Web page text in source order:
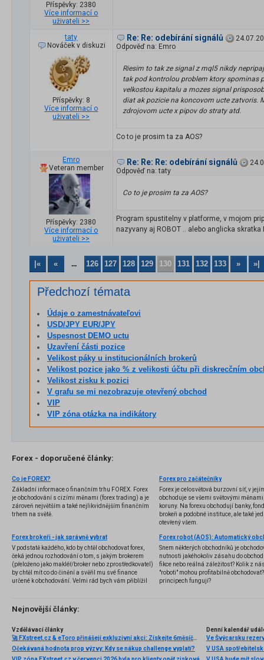
Příspěvky: 2380
Více informací o
uživateli >>
taty
Nováček v diskuzi
Příspěvky: 8
Více informací o
uživateli >>
Re: Re: odebírání signálů
Odpověď na: Emro
Riesim to tak ze signal z mql5 nikdy
tak pod kontrolou problem ktory spominas
velkostou kapitalu a mozes signal
diat ak pozicie na koncovom ucte zatvoris.
zdrojovom ucte x pipov do straty atd.
Co to je prosim ta za AOS?
Emro
Veteran member
Příspěvky: 2380
Více informací o
uživateli >>
Re: Re: Re: odebírání signálů
Odpověď na: taty
Co to je prosim ta za AOS?
Program spustitelny v platforme, v mojom
nazyvany aj ROBOT .. alebo anglicka skratka
|« « ... 126 127 128 129 130 131 132 133 » »|
Předchozí témata
Údaje o zamestnávateľovi
USD/JPY EUR/JPY
Uspesnost DEMO uctu
Uzavření části pozice
Velikost páky u institucionálních brokerů
Velikost pozice jako % z velikosti účtu při diskrecčním
Velikost zisku k pozici
V grafu se mi nezobrazuje otevřený obchod
VIP
VIP zóna otázka na indikátory
Forex - doporučené články:
Co je FOREX?
Základní informace o finančním trhu FOREX. Forex
je obchodování s cizími měnami (forex trading) a je
zároveň největším a také nejlikvidnějším finančním
trhem na světě.
Forex pro začátečníky
Forex je celosvětová burzovní síť, v
obchoduje se všemi světovými
koruny. Na forexu obchodují banky,
brokeři a podobné instituce, ale také
otevřený všem.
Forex brokeři - jak správně vybrat
V podstatě každého, kdo by chtěl obchodovat forex,
čeká jednou rozhodování o tom, s jakým brokerem
(přeloženo jako makléř/broker nebo zprostředkovatel)
by chtěl mít co do činění a svěřil mu své finance
určené k obchodování. Velmi rád bych vám přiblížil
několik příkladů nejznámějších z nich.
Snem některých obchodníků je
nutnosti jakéhokoliv zásahu do
fikce nebo reálná záležitost? Kolik z
"roboti" mohou profitabilně
principech fungují?
Nejnovější články:
Vzdělávací články
🚀 FXstreet.cz & eToro přinášejí exkluzivní akci: Získejte 6měsíční členství ve VIP zóně ZDARMA
Očekávaná hodnota prop výzvy: Kdy se nákup challenge vyplatí?
Denní kalendář
Ve Švýcarsku
V USA